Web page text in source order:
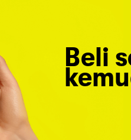
Beli